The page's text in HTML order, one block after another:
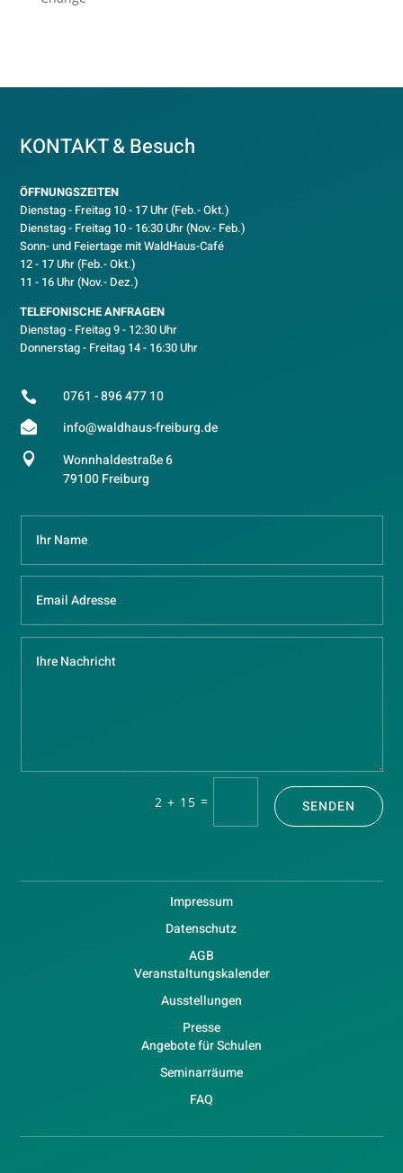
KONTAKT & Besuch
ÖFFNUNGSZEITEN
Dienstag - Freitag 10 - 17 Uhr (Feb.- Okt.)
Dienstag - Freitag 10 - 16:30 Uhr (Nov.- Feb.)
Sonn- und Feiertage mit WaldHaus-Café
12 - 17 Uhr (Feb.- Okt.)
11 - 16 Uhr (Nov.- Dez.)
TELEFONISCHE ANFRAGEN
Dienstag - Freitag 9 - 12:30 Uhr
Donnerstag - Freitag 14 - 16:30 Uhr
 0761 - 896 477 10
 info@waldhaus-freiburg.de

Wonnhaldestraße 6
79100 Freiburg
2 + 15 = SENDEN
Impressum
Datenschutz
AGB
Veranstaltungskalender
Ausstellungen
Presse
Angebote für Schulen
Seminarräume
FAQ